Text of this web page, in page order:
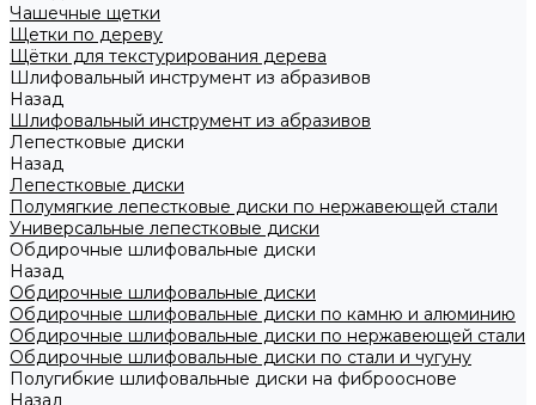
Чашечные щетки
Щетки по дереву
Щётки для текстурирования дерева
Шлифовальный инструмент из абразивов
Назад
Шлифовальный инструмент из абразивов
Лепестковые диски
Назад
Лепестковые диски
Полумягкие лепестковые диски по нержавеющей стали
Универсальные лепестковые диски
Обдирочные шлифовальные диски
Назад
Обдирочные шлифовальные диски
Обдирочные шлифовальные диски по камню и алюминию
Обдирочные шлифовальные диски по нержавеющей стали
Обдирочные шлифовальные диски по стали и чугуну
Полугибкие шлифовальные диски на фиброоснове
Назад